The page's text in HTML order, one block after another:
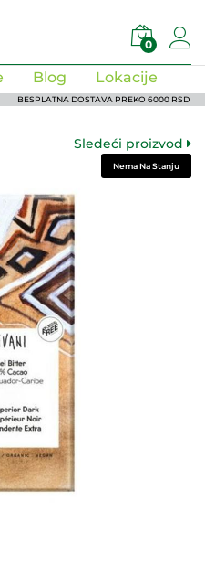
0
Blog Lokacije
BESPLATNA DOSTAVA PREKO 6000 RSD
Sledeći proizvod
Nema Na Stanju